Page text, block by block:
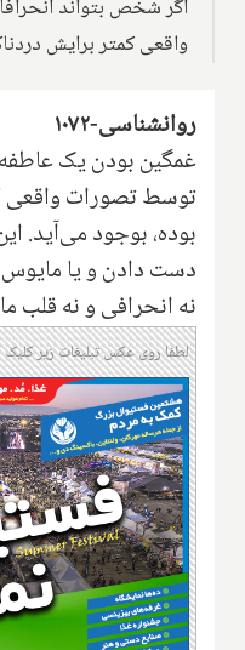
اگر شخص بتواند
واقعی کمتر برایش
روانشناسی-۱۰۷۲
غمگین بودن یک
توسط تصورات
بوده، بوجود می‌آید.
دست دادن و یا
نه انحرافی و نه قلب
لطفا روی عکس تبلیغات زیر کلیک